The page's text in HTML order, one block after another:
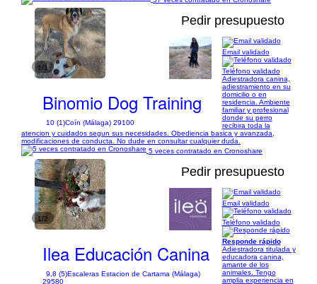
1/1
Pedir presupuesto
Binomio Dog Training
10 (1)Coín (Málaga) 29100
Email validado
Teléfono validado
Adiestradora canina,
adiestramiento en su
domicilio o en
residencia. Ambiente
familiar y profesional
donde su perro
recibira toda la
atencion y cuidados segun sus necesidades. Obediencia basica y avanzada,
modificaciones de conducta. No dude en consultar cualquier duda.
5 veces contratado en Cronoshare
1/2
Pedir presupuesto
Ilea Educación Canina
9,8 (5)Escaleras Estacion de Cartama (Málaga)
29580
Email validado
Teléfono validado
Responde rápido
Adiestradora titulada y
educadora canina,
amante de los
animales. Tengo
amplia experiencia en